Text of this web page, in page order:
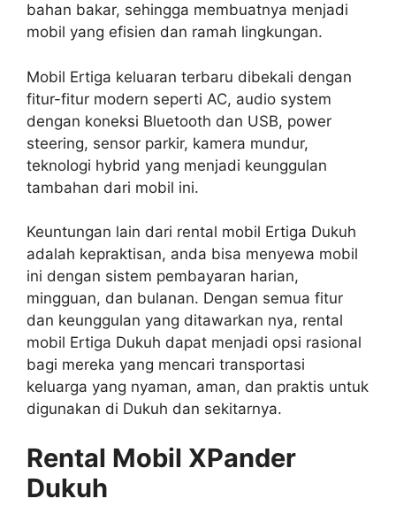
bahan bakar, sehingga membuatnya menjadi
mobil yang efisien dan ramah lingkungan.
Mobil Ertiga keluaran terbaru dibekali dengan
fitur-fitur modern seperti AC, audio system
dengan koneksi Bluetooth dan USB, power
steering, sensor parkir, kamera mundur,
teknologi hybrid yang menjadi keunggulan
tambahan dari mobil ini.
Keuntungan lain dari rental mobil Ertiga Dukuh
adalah kepraktisan, anda bisa menyewa mobil
ini dengan sistem pembayaran harian,
mingguan, dan bulanan. Dengan semua fitur
dan keunggulan yang ditawarkan nya, rental
mobil Ertiga Dukuh dapat menjadi opsi rasional
bagi mereka yang mencari transportasi
keluarga yang nyaman, aman, dan praktis untuk
digunakan di Dukuh dan sekitarnya.
Rental Mobil XPander
Dukuh